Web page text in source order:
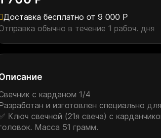
Доставка бесплатно от 9 000 Р
обычно в течение 1 рабоч. дня
с карданом 1/4
и изготовлен специально
Ключ свечной (21я свеча) с
Масса 51 грамм.